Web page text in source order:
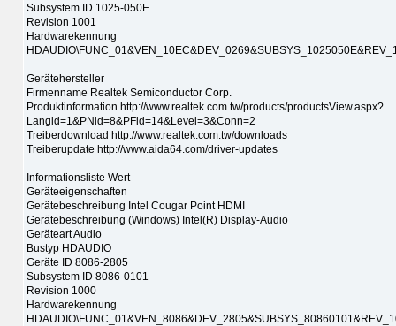
Subsystem ID 1025-050E
Revision 1001
Hardwarekennung
Gerätehersteller
Firmenname Realtek Semiconductor Corp.
Produktinformation http://www.realtek.com.tw/products/productsView.aspx?
Langid=1&PNid=8&PFid=14&Level=3&Conn=2
Treiberdownload http://www.realtek.com.tw/downloads
Treiberupdate http://www.aida64.com/driver-updates
Informationsliste Wert
Geräteeigenschaften
Gerätebeschreibung Intel Cougar Point HDMI
Gerätebeschreibung (Windows) Intel(R) Display-Audio
Geräteart Audio
Bustyp HDAUDIO
Geräte ID 8086-2805
Subsystem ID 8086-0101
Revision 1000
Hardwarekennung